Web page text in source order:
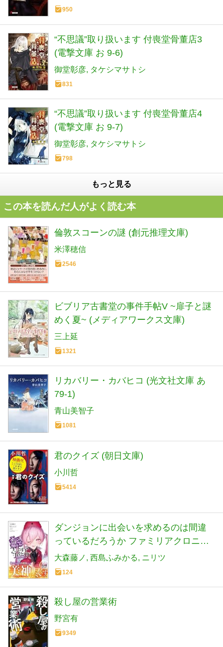
950
“不思議”取り扱います 付喪堂骨董店3
(電撃文庫 お 9-6)
御堂彰彦 タケシマサトシ
831
“不思議”取り扱います 付喪堂骨董店4
(電撃文庫 お 9-7)
御堂彰彦 タケシマサトシ
798
もっと見る
この本を読んだ人がよく読む本
倫敦スコーンの謎 (創元推理文庫)
米澤穂信
2546
ビブリア古書堂の事件手帖V ~扉子と謎
めく夏~ (メディアワークス文庫)
三上延
1321
リカバリー・カバヒコ (光文社文庫 あ
79-1)
青山美智子
1081
君のクイズ (朝日文庫)
小川哲
5414
ダンジョンに出会いを求めるのは間違
っているだろうか ファミリアクロニク
ル episodeヘイズ (GA文庫)
大森藤ノ 西島ふみかる ニリツ
124
殺し屋の営業術
野宮有
9349